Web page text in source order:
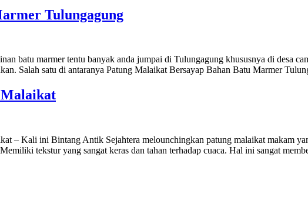
Tulungagung
batu marmer tentu banyak anda jumpai di Tulungagung khususnya di desa
Salah satu di antaranya Patung Malaikat Bersayap Bahan Batu Marmer
– Kali ini Bintang Antik Sejahtera melounchingkan patung malaikat makam
tekstur yang sangat keras dan tahan terhadap cuaca. Hal ini sangat